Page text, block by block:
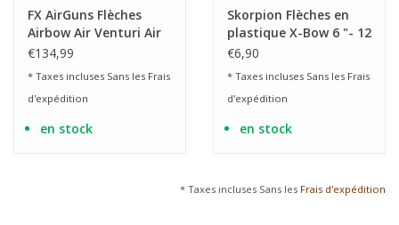
FX AirGuns Flèches
Airbow Air Venturi Air
Bolt Cal. 9mm/.35 - 6
€134,99
* Taxes incluses Sans les Frais
d'expédition
en stock
Skorpion Flèches en
plastique X-Bow 6 "- 12
pièces
€6,90
* Taxes incluses Sans les Frais
d'expédition
en stock
* Taxes incluses Sans les Frais d'expédition